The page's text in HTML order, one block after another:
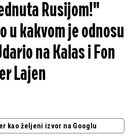
Rusijom!"
u kakvom je odnosu
na Kalas i Fon
Lajen
kao željeni izvor na Googlu